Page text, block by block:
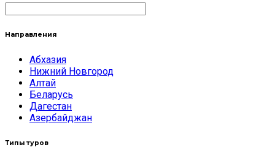
Направления
Абхазия
Нижний Новгород
Алтай
Беларусь
Дагестан
Азербайджан
Типы туров